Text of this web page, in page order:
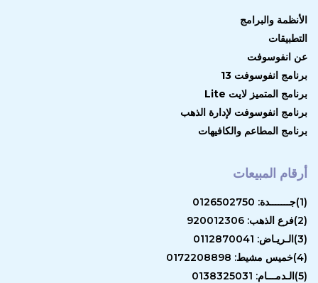
الأنظمة والبرامج
التطبيقات
عن انفوسوفت
برنامج انفوسوفت 13
برنامج المتميز لايت Lite
برنامج انفوسوفت لإدارة الذهب
برنامج المطاعم والكافيهات
أرقام المبيعات
(1)جـــــــدة: 0126502750
(2)فرع الذهب: 920012306
(3)الـريـاض: 0112870041
(4)خميس مشيط: 0172208898
(5)الـدمـــام: 0138325031